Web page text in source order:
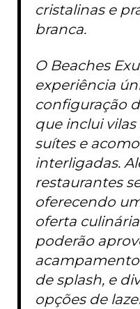
cristalinas e
branca.
O Beaches
experiência
configuração
que inclui
suítes e
interligadas.
restaurantes
oferecendo
oferta
poderão
de splash, e
opções de